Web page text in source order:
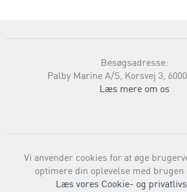
Besøgsadresse:
Palby Marine A/S, Korsvej 3,
Læs mere om os
Vi anvender cookies for at øge
optimere din oplevelse med brugen
Læs vores Cookie- og